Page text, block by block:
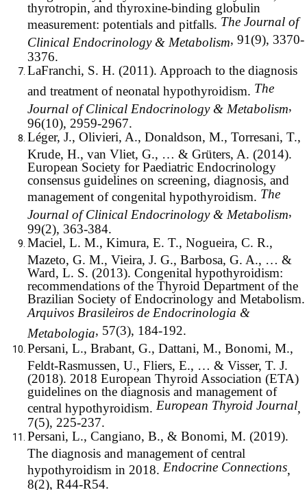
thyrotropin, and thyroxine-binding globulin
measurement: potentials and pitfalls. The Journal of
Clinical Endocrinology & Metabolism, 91(9), 3370-
3376.
LaFranchi, S. H. (2011). Approach to the diagnosis
and treatment of neonatal hypothyroidism. The
Journal of Clinical Endocrinology & Metabolism,
96(10), 2959-2967.
Léger, J., Olivieri, A., Donaldson, M., Torresani, T.,
Krude, H., van Vliet, G., … & Grüters, A. (2014).
European Society for Paediatric Endocrinology
consensus guidelines on screening, diagnosis, and
management of congenital hypothyroidism. The
Journal of Clinical Endocrinology & Metabolism,
99(2), 363-384.
Maciel, L. M., Kimura, E. T., Nogueira, C. R.,
Mazeto, G. M., Vieira, J. G., Barbosa, G. A., … &
Ward, L. S. (2013). Congenital hypothyroidism:
recommendations of the Thyroid Department of the
Brazilian Society of Endocrinology and Metabolism.
Arquivos Brasileiros de Endocrinologia &
Metabologia, 57(3), 184-192.
Persani, L., Brabant, G., Dattani, M., Bonomi, M.,
Feldt-Rasmussen, U., Fliers, E., … & Visser, T. J.
(2018). 2018 European Thyroid Association (ETA)
guidelines on the diagnosis and management of
central hypothyroidism. European Thyroid Journal
7(5), 225-237.
Persani, L., Cangiano, B., & Bonomi, M. (2019).
The diagnosis and management of central
hypothyroidism in 2018. Endocrine Connections
8(2), R44-R54.